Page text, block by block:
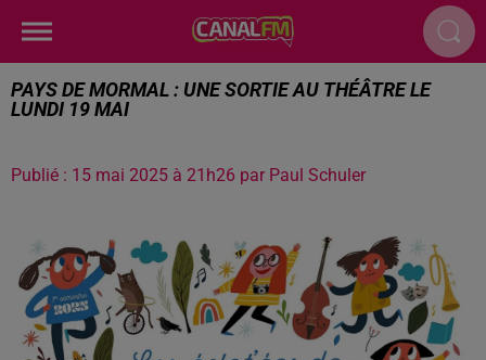
PAYS DE MORMAL : UNE SORTIE AU THÉÂTRE LE
LUNDI 19 MAI
Publié : 15 mai 2025 à 21h26 par Paul Schuler